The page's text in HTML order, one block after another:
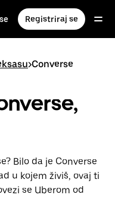
Registriraj se
>Converse
Bilo da je Converse
u kojem živiš, ovaj ti
se Uberom od